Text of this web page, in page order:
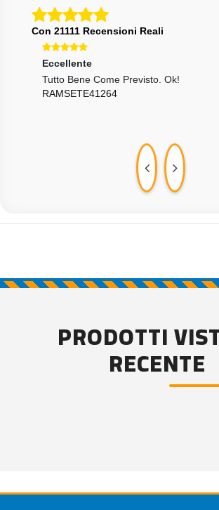
Con 21111 Recensioni Reali
Eccellente
Tutto Bene Come Previsto. Ok!
RAMSETE41264
PRODOTTI
RECENTE